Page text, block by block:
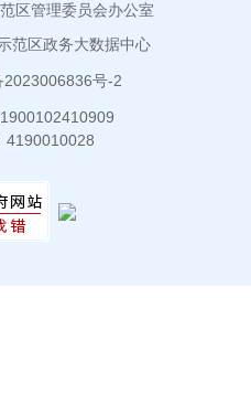
区管理委员会办公室
范区政务大数据中心
2023006836号-2
4190010028